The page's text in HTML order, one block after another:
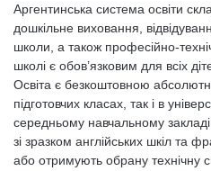
Аргентинська система освіти
дошкільне виховання,
школи, а також професійно-
школі є обов’язковим для всіх
Освіта є безкоштовною
підготовчих класах, так і в
середньому навчальному закладі
зі зразком англійських шкіл та
або отримують обрану технічну